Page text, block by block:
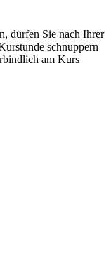
dürfen Sie nach Ihrer
schnuppern
am Kurs